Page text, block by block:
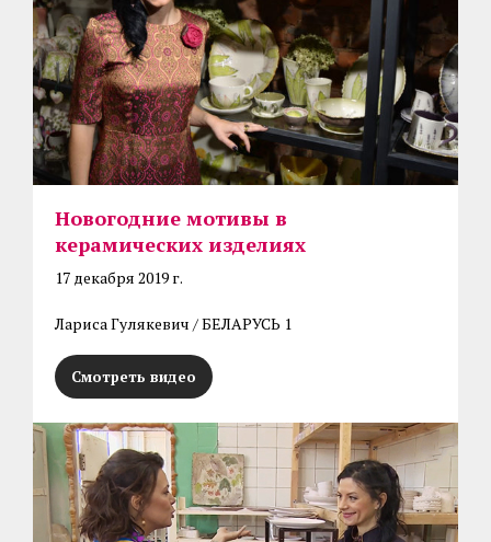
Новогодние мотивы в
керамических изделиях
17 декабря 2019 г.
Лариса Гулякевич / БЕЛАРУСЬ 1
Смотреть видео